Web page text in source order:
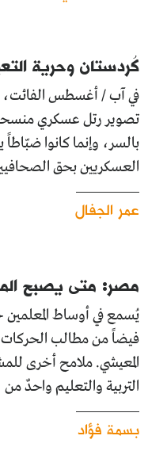
كُردستان وحرية
في آب / أغسطس الفائت،
تصوير رتل عسكري منسحب
بالسر، وإنما كانوا
العسكريين بحق
عمر الجفال
مصر: متى يصبح
يُسمع في أوساط المعلمين
فيضاً من مطالب الحركات
المعيشي. ملامح أخرى
التربية والتعليم واحدٌ من
بسمة فؤاد